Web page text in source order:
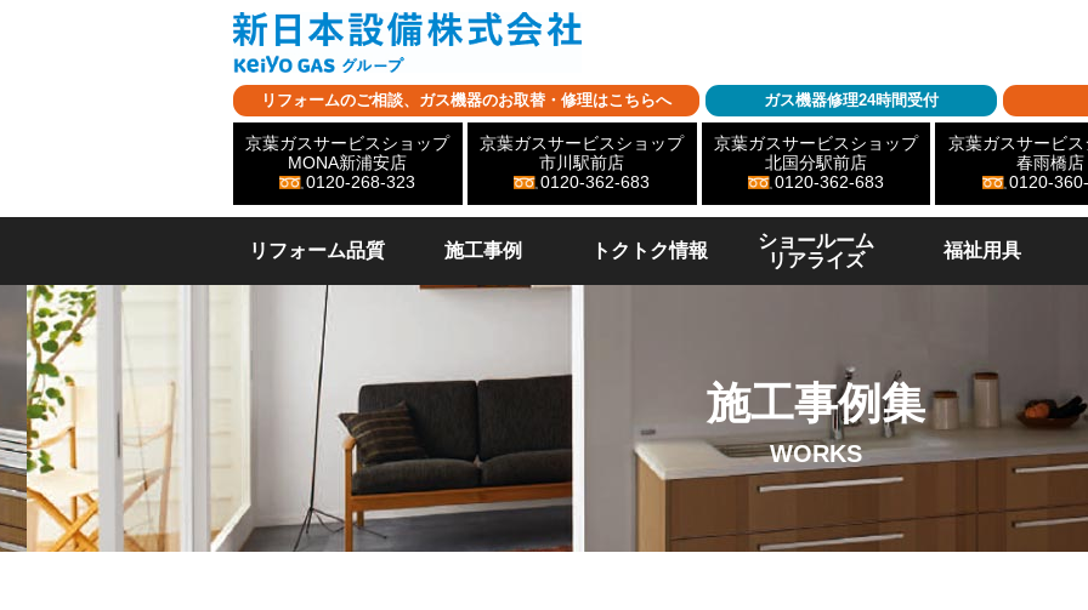
リフォームのご相談、ガス機器のお取替・修理はこちらへ ガス機器修理24時間受付
京葉ガスサービスショップ
MONA新浦安店
0120-268-323
京葉ガスサービスショップ
市川駅前店
0120-362-683
京葉ガスサービスショップ
北国分駅前店
0120-362-683
京葉ガスサービ
春雨橋店
0120-
リフォーム品質 施工事例 トクトク情報
ショールーム
リアライズ
福祉用具
施工事例集
WORKS